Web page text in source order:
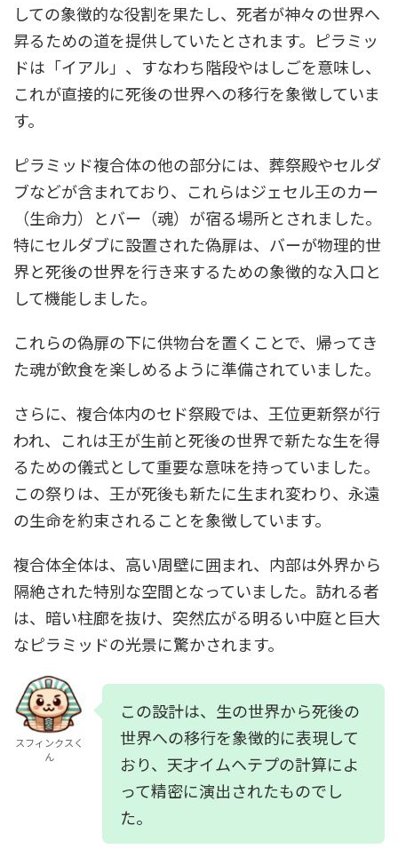
しての象徴的な役割を果たし、死者が神々の世界へ
昇るための道を提供していたとされます。ピラミッ
ドは「イアル」、すなわち階段やはしごを意味し、
これが直接的に死後の世界への移行を象徴していま
す。
ピラミッド複合体の他の部分には、葬祭殿やセルダ
ブなどが含まれており、これらはジェセル王のカー
（生命力）とバー（魂）が宿る場所とされました。
特にセルダブに設置された偽扉は、バーが物理的世
界と死後の世界を行き来するための象徴的な入口と
して機能しました。
これらの偽扉の下に供物台を置くことで、帰ってき
た魂が飲食を楽しめるように準備されていました。
さらに、複合体内のセド祭殿では、王位更新祭が行
われ、これは王が生前と死後の世界で新たな生を得
るための儀式として重要な意味を持っていました。
この祭りは、王が死後も新たに生まれ変わり、永遠
の生命を約束されることを象徴しています。
複合体全体は、高い周壁に囲まれ、内部は外界から
隔絶された特別な空間となっていました。訪れる者
は、暗い柱廊を抜け、突然広がる明るい中庭と巨大
なピラミッドの光景に驚かされます。
スフィンクスく
ん
この設計は、生の世界から死後の
世界への移行を象徴的に表現して
おり、天才イムヘテプの計算によ
って精密に演出されたものでし
た。